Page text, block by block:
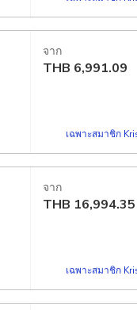
จาก
THB 6,991.09
เฉพาะสมาชิก
จาก
THB 16,994.35
เฉพาะสมาชิก